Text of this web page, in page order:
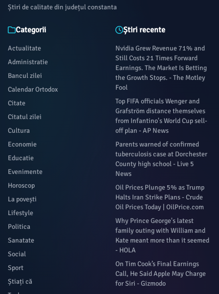
Știri de calitate din județul constanta
Categorii
Actualitate
Administratie
Bancul zilei
Calendar Ortodox
Citate
Citatul zilei
Cultura
Economie
Educatie
Evenimente
Horoscop
La povești
Lifestyle
Politica
Sanatate
Social
Sport
Știați că
Știri recente
Nvidia Grew Revenue 71% and
Still Costs 21 Times Forward
Earnings. The Market Is Betting
the Growth Stops. - The Motley
Fool
Top FIFA officials Wenger and
Grafström distance themselves
from Infantino's World Cup sell-
off plan - AP News
Parents warned of confirmed
tuberculosis case at Dorchester
County high school - Live 5
News
Oil Prices Plunge 5% as Trump
Halts Iran Strike Plans - Crude
Oil Prices Today | OilPrice.com
Why Prince George's latest
family outing with William and
Kate meant more than it seemed
- HOLA
On Tim Cook’s Final Earnings
Call, He Said Apple May Charge
for Siri - Gizmodo